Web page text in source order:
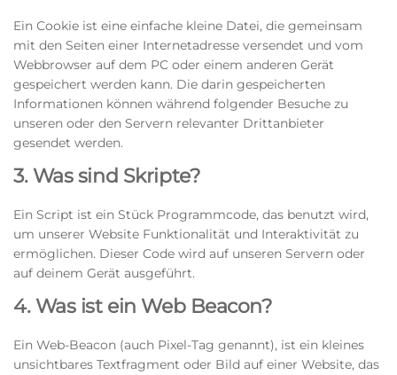
Ein Cookie ist eine einfache kleine Datei, die gemeinsam
mit den Seiten einer Internetadresse versendet und vom
Webbrowser auf dem PC oder einem anderen Gerät
gespeichert werden kann. Die darin gespeicherten
Informationen können während folgender Besuche zu
unseren oder den Servern relevanter Drittanbieter
gesendet werden.
3. Was sind Skripte?
Ein Script ist ein Stück Programmcode, das benutzt wird,
um unserer Website Funktionalität und Interaktivität zu
ermöglichen. Dieser Code wird auf unseren Servern oder
auf deinem Gerät ausgeführt.
4. Was ist ein Web Beacon?
Ein Web-Beacon (auch Pixel-Tag genannt), ist ein kleines
unsichtbares Textfragment oder Bild auf einer Website, das